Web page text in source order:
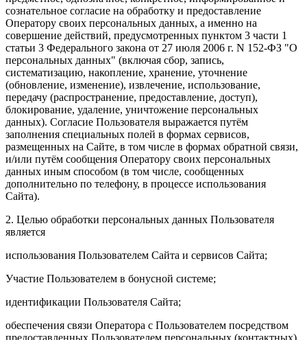
сознательное согласие на обработку и предоставление
Оператору своих персональных данных, а именно на
совершение действий, предусмотренных пунктом 3 части 1
статьи 3 Федерального закона от 27 июля 2006 г. N 152-ФЗ "О
персональных данных" (включая сбор, запись,
систематизацию, накопление, хранение, уточнение
(обновление, изменение), извлечение, использование,
передачу (распространение, предоставление, доступ),
блокирование, удаление, уничтожение персональных
данных). Согласие Пользователя выражается путём
заполнения специальных полей в формах сервисов,
размещенных на Сайте, в том числе в формах обратной связи,
и/или путём сообщения Оператору своих персональных
данных иным способом (в том числе, сообщенных
дополнительно по телефону, в процессе использования
Сайта).
2. Целью обработки персональных данных Пользователя
является
использования Пользователем Сайта и сервисов Сайта;
Участие Пользователем в бонусной системе;
идентификации Пользователя Сайта;
обеспечения связи Оператора с Пользователем посредством
предоставленных Пользователем персональных (контактных)